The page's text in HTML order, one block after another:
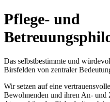
Pflege- und
Das selbstbestimmte und
Birsfelden von zentraler
Wir setzen auf eine
Bewohnenden und ihren An- und